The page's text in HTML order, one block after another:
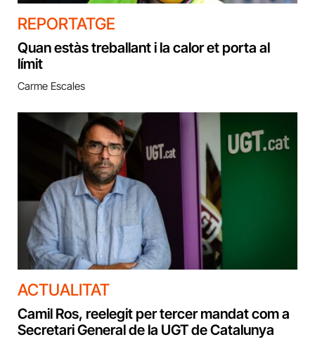
REPORTATGE
Quan estàs treballant i la calor et porta al
límit
Carme Escales
ACTUALITAT
Camil Ros, reelegit per tercer mandat com a
Secretari General de la UGT de Catalunya